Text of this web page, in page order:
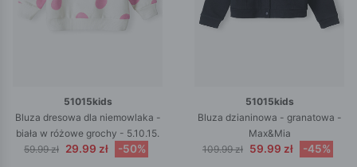
51015kids
Bluza dresowa dla niemowlaka -
biała w różowe grochy - 5.10.15.
59.99 zł 29.99 zł -50%
51015kids
Bluza dzianinowa - granatowa -
Max&Mia
109.99 zł 59.99 zł -45%